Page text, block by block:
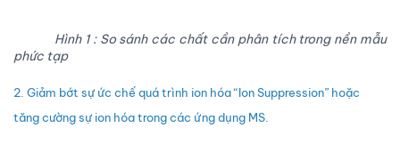
Hình 1 : So sánh các chất cần phân tích trong nền mẫu
phức tạp
2. Giảm bớt sự ức chế quá trình ion hóa “Ion Suppression” hoặc
tăng cường sự ion hóa trong các ứng dụng MS.